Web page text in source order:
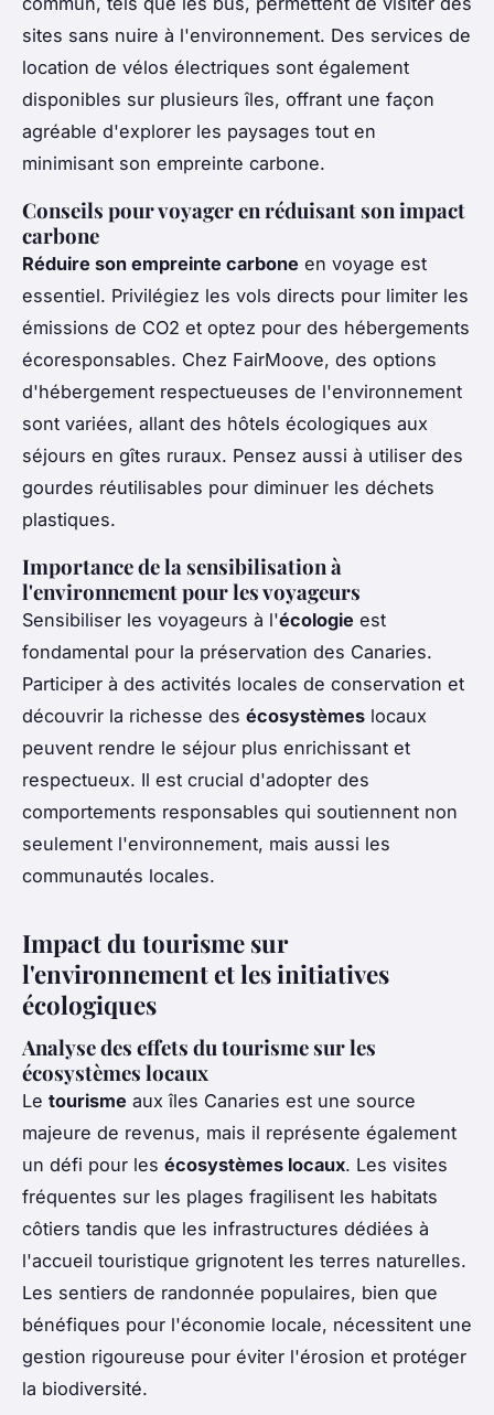
sites sans nuire à l'environnement. Des services de
location de vélos électriques sont également
disponibles sur plusieurs îles, offrant une façon
agréable d'explorer les paysages tout en
minimisant son empreinte carbone.
Conseils pour voyager en réduisant son impact
carbone
Réduire son empreinte carbone en voyage est
essentiel. Privilégiez les vols directs pour limiter les
émissions de CO2 et optez pour des hébergements
écoresponsables. Chez FairMoove, des options
d'hébergement respectueuses de l'environnement
sont variées, allant des hôtels écologiques aux
séjours en gîtes ruraux. Pensez aussi à utiliser des
gourdes réutilisables pour diminuer les déchets
plastiques.
Importance de la sensibilisation à
l'environnement pour les voyageurs
Sensibiliser les voyageurs à l'écologie est
fondamental pour la préservation des Canaries.
Participer à des activités locales de conservation et
découvrir la richesse des écosystèmes locaux
peuvent rendre le séjour plus enrichissant et
respectueux. Il est crucial d'adopter des
comportements responsables qui soutiennent non
seulement l'environnement, mais aussi les
communautés locales.
Impact du tourisme sur
l'environnement et les initiatives
écologiques
Analyse des effets du tourisme sur les
écosystèmes locaux
Le tourisme aux îles Canaries est une source
majeure de revenus, mais il représente également
un défi pour les écosystèmes locaux. Les visites
fréquentes sur les plages fragilisent les habitats
côtiers tandis que les infrastructures dédiées à
l'accueil touristique grignotent les terres naturelles.
Les sentiers de randonnée populaires, bien que
bénéfiques pour l'économie locale, nécessitent une
gestion rigoureuse pour éviter l'érosion et protéger
la biodiversité.